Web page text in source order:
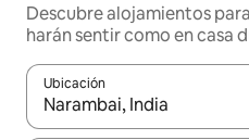
Descubre alojamientos
harán sentir como en casa
Ubicación
Cuando los resultados